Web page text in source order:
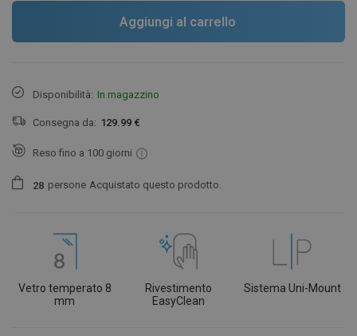
Aggiungi al carrello
Disponibilità: In magazzino
Consegna da: 129.99 €
Reso fino a 100 giorni
28 persone Acquistato questo prodotto.
Vetro temperato 8
mm
Rivestimento
EasyClean
Sistema Uni-Mount